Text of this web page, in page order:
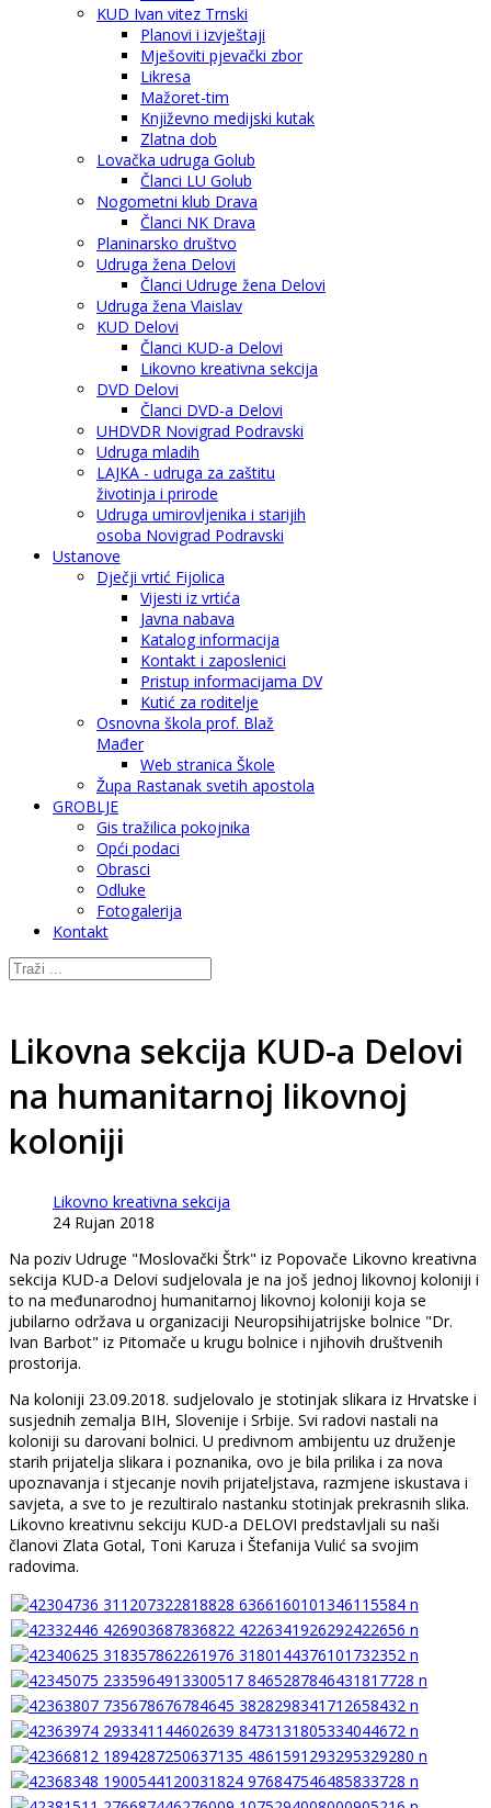
KUD Ivan vitez Trnski
Planovi i izvještaji
Mješoviti pjevački zbor
Likresa
Mažoret-tim
Književno medijski kutak
Zlatna dob
Lovačka udruga Golub
Članci LU Golub
Nogometni klub Drava
Članci NK Drava
Planinarsko društvo
Udruga žena Delovi
Članci Udruge žena Delovi
Udruga žena Vlaislav
KUD Delovi
Članci KUD-a Delovi
Likovno kreativna sekcija
DVD Delovi
Članci DVD-a Delovi
UHDVDR Novigrad Podravski
Udruga mladih
LAJKA - udruga za zaštitu
životinja i prirode
Udruga umirovljenika i starijih
osoba Novigrad Podravski
Ustanove
Dječji vrtić Fijolica
Vijesti iz vrtića
Javna nabava
Katalog informacija
Kontakt i zaposlenici
Pristup informacijama DV
Kutić za roditelje
Osnovna škola prof. Blaž
Mađer
Web stranica Škole
Župa Rastanak svetih apostola
GROBLJE
Gis tražilica pokojnika
Opći podaci
Obrasci
Odluke
Fotogalerija
Kontakt
Likovna sekcija KUD-a Delovi
na humanitarnoj likovnoj
koloniji
Likovno kreativna sekcija
24 Rujan 2018
Na poziv Udruge "Moslovački Štrk" iz Popovače Likovno kreativna
sekcija KUD-a Delovi sudjelovala je na još jednoj likovnoj koloniji i
to na međunarodnoj humanitarnoj likovnoj koloniji koja se
jubilarno održava u organizaciji Neuropsihijatrijske bolnice "Dr.
Ivan Barbot" iz Pitomače u krugu bolnice i njihovih društvenih
prostorija.
Na koloniji 23.09.2018. sudjelovalo je stotinjak slikara iz Hrvatske i
susjednih zemalja BIH, Slovenije i Srbije. Svi radovi nastali na
koloniji su darovani bolnici. U predivnom ambijentu uz druženje
starih prijatelja slikara i poznanika, ovo je bila prilika i za nova
upoznavanja i stjecanje novih prijateljstava, razmjene iskustava i
savjeta, a sve to je rezultiralo nastanku stotinjak prekrasnih slika.
Likovno kreativnu sekciju KUD-a DELOVI predstavljali su naši
članovi Zlata Gotal, Toni Karuza i Štefanija Vulić sa svojim
radovima.